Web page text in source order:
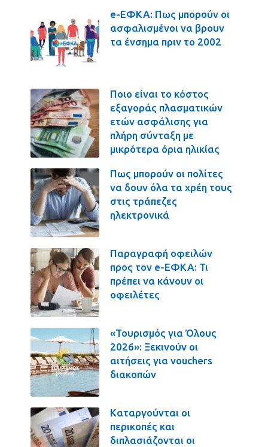
e-ΕΦΚΑ: Πως μπορούν οι
ασφαλισμένοι να βρουν
τα ένσημα πριν το 2002
Ποιο είναι το κόστος
εξαγοράς πλασματικών
ετών ασφάλισης για
πλήρη σύνταξη με
μικρότερα όρια ηλικίας
Πως μπορούν οι πολίτες
να δουν όλα τα χρέη τους
στις τράπεζες
ηλεκτρονικά
Παραγραφή οφειλών
προς τον e-ΕΦΚΑ: Τι
πρέπει να κάνουν οι
οφειλέτες
«Τουρισμός για Όλους
2026»: Ξεκινούν οι
αιτήσεις για vouchers
διακοπών
Καταργούνται οι
περικοπές και
διπλασιάζονται οι